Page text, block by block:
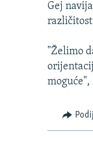
Gej
"Želimo